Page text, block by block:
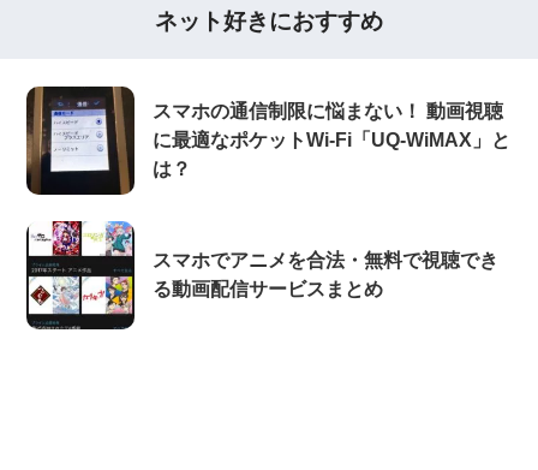
ネット好きにおすすめ
スマホの通信制限に悩まない！ 動画視聴
に最適なポケットWi-Fi「UQ-WiMAX」と
は？
スマホでアニメを合法・無料で視聴でき
る動画配信サービスまとめ